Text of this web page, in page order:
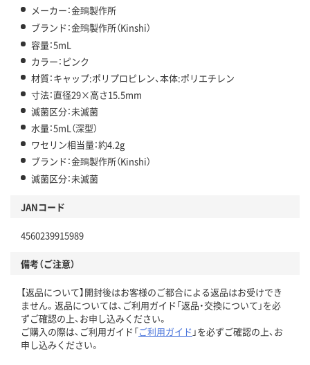
メーカー：金鵄製作所
ブランド：金鵄製作所（Kinshi）
容量：5mL
カラー：ピンク
材質：キャップ:ポリプロピレン、本体:ポリエチレン
寸法：直径29×高さ15.5mm
滅菌区分：未滅菌
水量：5mL（深型）
ワセリン相当量：約4.2g
ブランド：金鵄製作所（Kinshi）
滅菌区分：未滅菌
JANコード
4560239915989
備考（ご注意）
【返品について】開封後はお客様のご都合による返品はお受けでき
ません。返品については、ご利用ガイド「返品・交換について」を必
ずご確認の上、お申し込みください。
ご購入の際は、ご利用ガイド「ご利用ガイド 」を必ずご確認の上、お
申し込みください。